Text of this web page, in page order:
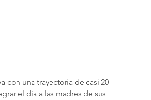
con una trayectoria de casi 20
el día a las madres de sus